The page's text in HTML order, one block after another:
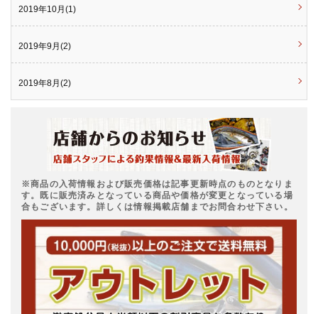
2019年10月(1)
2019年9月(2)
2019年8月(2)
※商品の入荷情報および販売価格は記事更新時点のものとなりま
す。既に販売済みとなっている商品や価格が変更となっている場
合もございます。詳しくは情報掲載店舗までお問合わせ下さい。